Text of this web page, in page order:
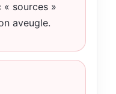
« sources »
aveugle.